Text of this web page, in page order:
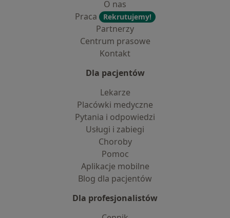
O nas
Praca
Rekrutujemy!
Partnerzy
Centrum prasowe
Kontakt
Dla pacjentów
Lekarze
Placówki medyczne
Pytania i odpowiedzi
Usługi i zabiegi
Choroby
Pomoc
Aplikacje mobilne
Blog dla pacjentów
Dla profesjonalistów